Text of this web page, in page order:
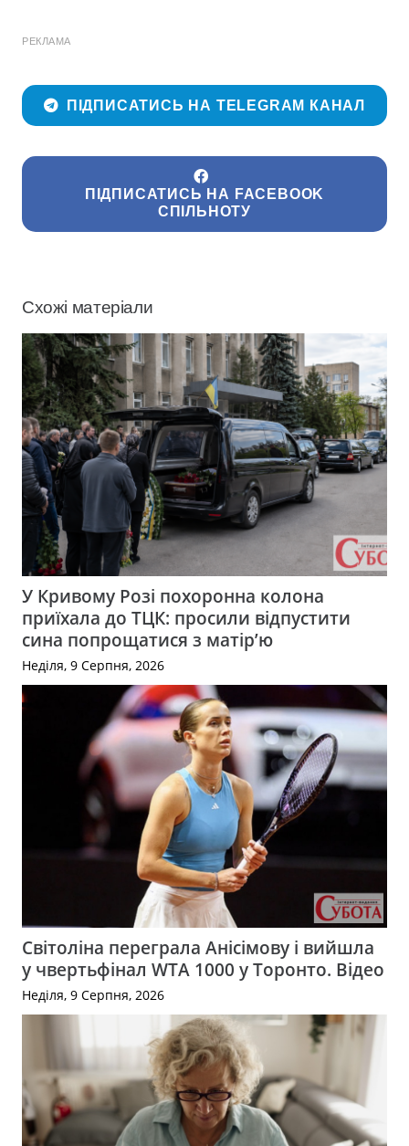
РЕКЛАМА
ПІДПИСАТИСЬ НА TELEGRAM КАНАЛ
ПІДПИСАТИСЬ НА FACEBOOK
СПІЛЬНОТУ
Схожі матеріали
У Кривому Розі похоронна колона
приїхала до ТЦК: просили відпустити
сина попрощатися з матір’ю
Неділя, 9 Серпня, 2026
Світоліна переграла Анісімову і вийшла
у чвертьфінал WTA 1000 у Торонто. Відео
Неділя, 9 Серпня, 2026